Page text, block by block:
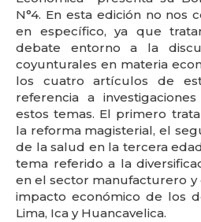
N°4. En esta edición no nos
en específico, ya que
debate entorno a la
coyunturales en materia
los cuatro artículos de
referencia a
estos temas. El primero
la reforma magisterial, el
de la salud en la tercera
tema referido a la
en el sector manufacturero
impacto económico de los
Lima, Ica y Huancavelica.